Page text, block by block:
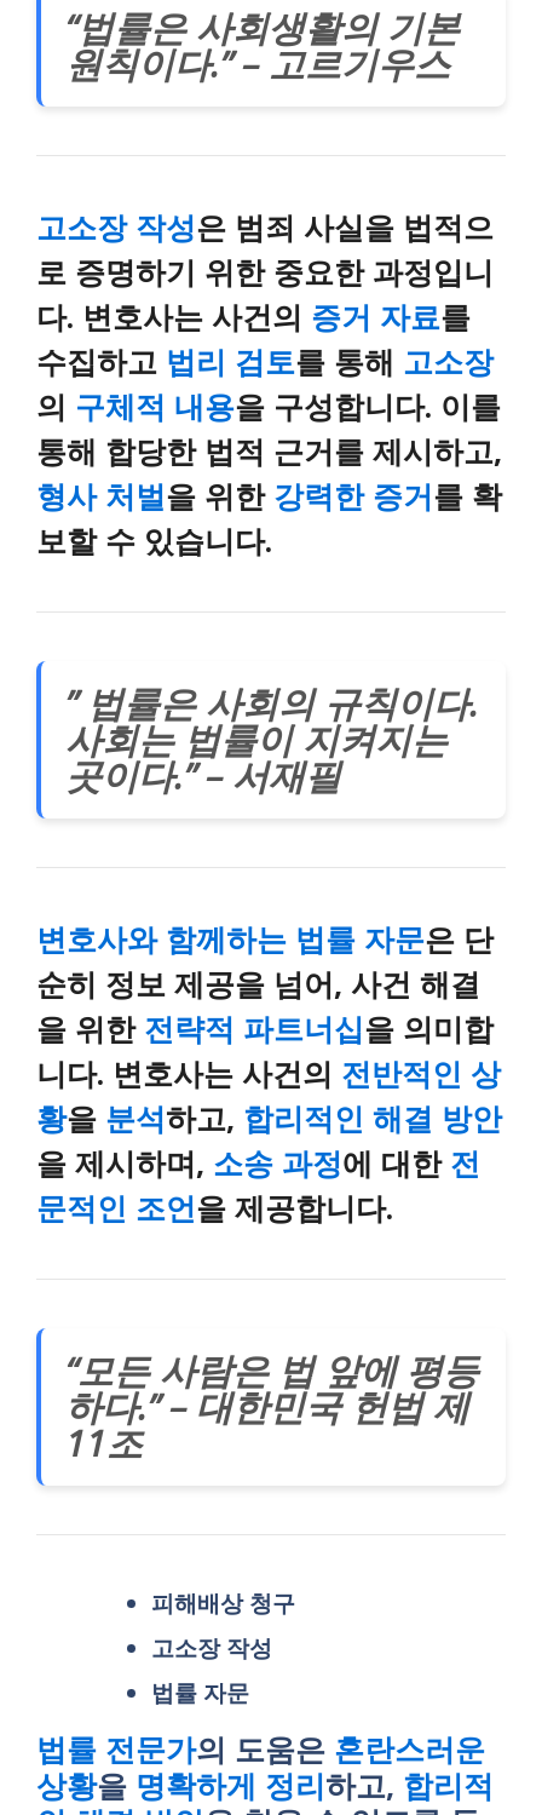
“법률은 사회생활의 기본
원칙이다.” – 고르기우스
고소장 작성은 범죄 사실을 법적으
로 증명하기 위한 중요한 과정입니
다. 변호사는 사건의 증거 자료를
수집하고 법리 검토를 통해 고소장
의 구체적 내용을 구성합니다. 이를
통해 합당한 법적 근거를 제시하고,
형사 처벌을 위한 강력한 증거를 확
보할 수 있습니다.
” 법률은 사회의 규칙이다.
사회는 법률이 지켜지는
곳이다.” – 서재필
변호사와 함께하는 법률 자문은 단
순히 정보 제공을 넘어, 사건 해결
을 위한 전략적 파트너십을 의미합
니다. 변호사는 사건의 전반적인 상
황을 분석하고, 합리적인 해결 방안
을 제시하며, 소송 과정에 대한 전
문적인 조언을 제공합니다.
“모든 사람은 법 앞에 평등
하다.” – 대한민국 헌법 제
11조
피해배상 청구
고소장 작성
법률 자문
법률 전문가의 도움은 혼란스러운
상황을 명확하게 정리하고, 합리적